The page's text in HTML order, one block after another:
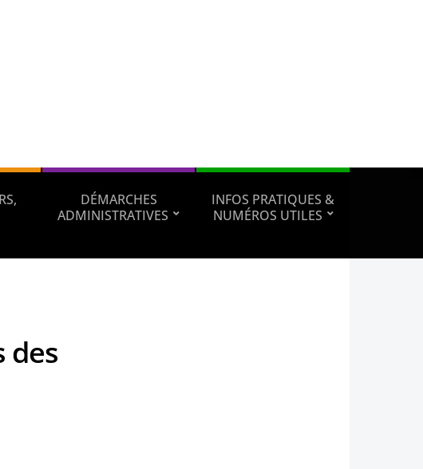
DÉMARCHES
ADMINISTRATIVES
INFOS PRATIQUES &
NUMÉROS UTILES
des